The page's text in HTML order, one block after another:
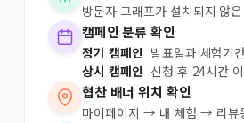
방문자 그래프가 설치되지 않
캠페인 분류 확인
정기 캠페인 발표일과 체험기
상시 캠페인 신청 후 24시간
협찬 배너 위치 확인
마이페이지 → 내 체험 → 리뷰